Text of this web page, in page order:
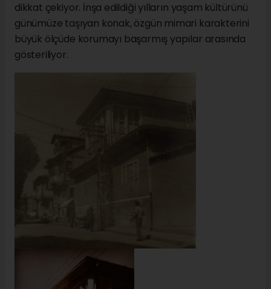
dikkat çekiyor. İnşa edildiği yılların yaşam kültürünü
günümüze taşıyan konak, özgün mimari karakterini
büyük ölçüde korumayı başarmış yapılar arasında
gösteriliyor.